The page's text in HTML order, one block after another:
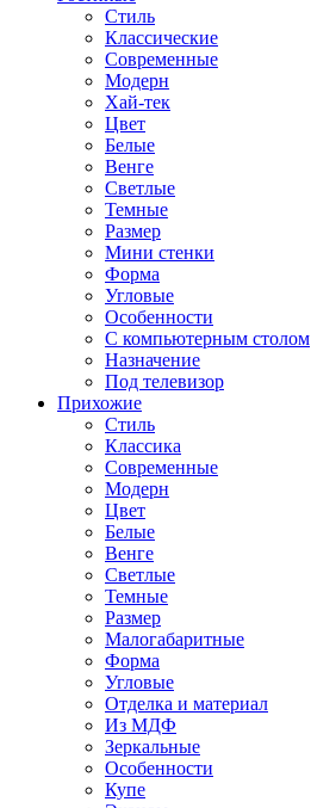
Стиль
Классические
Современные
Модерн
Хай-тек
Цвет
Белые
Венге
Светлые
Темные
Размер
Мини стенки
Форма
Угловые
Особенности
С компьютерным столом
Назначение
Под телевизор
Прихожие
Стиль
Классика
Современные
Модерн
Цвет
Белые
Венге
Светлые
Темные
Размер
Малогабаритные
Форма
Угловые
Отделка и материал
Из МДФ
Зеркальные
Особенности
Купе